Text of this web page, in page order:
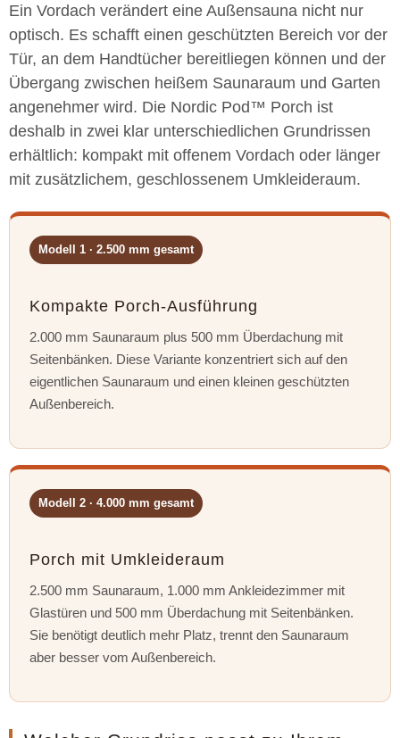
Ein Vordach verändert eine Außensauna nicht nur
optisch. Es schafft einen geschützten Bereich vor der
Tür, an dem Handtücher bereitliegen können und der
Übergang zwischen heißem Saunaraum und Garten
angenehmer wird. Die Nordic Pod™ Porch ist
deshalb in zwei klar unterschiedlichen Grundrissen
erhältlich: kompakt mit offenem Vordach oder länger
mit zusätzlichem, geschlossenem Umkleideraum.
Modell 1 · 2.500 mm gesamt
Kompakte Porch-Ausführung
2.000 mm Saunaraum plus 500 mm Überdachung mit
Seitenbänken. Diese Variante konzentriert sich auf den
eigentlichen Saunaraum und einen kleinen geschützten
Außenbereich.
Modell 2 · 4.000 mm gesamt
Porch mit Umkleideraum
2.500 mm Saunaraum, 1.000 mm Ankleidezimmer mit
Glastüren und 500 mm Überdachung mit Seitenbänken.
Sie benötigt deutlich mehr Platz, trennt den Saunaraum
aber besser vom Außenbereich.